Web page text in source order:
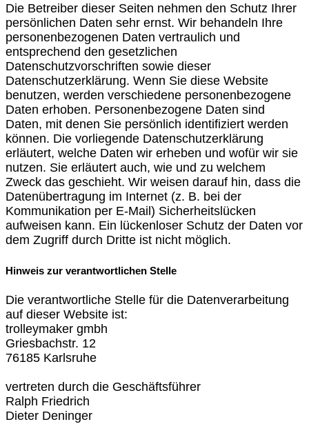
Die Betreiber dieser Seiten nehmen den Schutz Ihrer
persönlichen Daten sehr ernst. Wir behandeln Ihre
personenbezogenen Daten vertraulich und
entsprechend den gesetzlichen
Datenschutzvorschriften sowie dieser
Datenschutzerklärung. Wenn Sie diese Website
benutzen, werden verschiedene personenbezogene
Daten erhoben. Personenbezogene Daten sind
Daten, mit denen Sie persönlich identifiziert werden
können. Die vorliegende Datenschutzerklärung
erläutert, welche Daten wir erheben und wofür wir sie
nutzen. Sie erläutert auch, wie und zu welchem
Zweck das geschieht. Wir weisen darauf hin, dass die
Datenübertragung im Internet (z. B. bei der
Kommunikation per E-Mail) Sicherheitslücken
aufweisen kann. Ein lückenloser Schutz der Daten vor
dem Zugriff durch Dritte ist nicht möglich.
Hinweis zur verantwortlichen Stelle
Die verantwortliche Stelle für die Datenverarbeitung
auf dieser Website ist:
trolleymaker gmbh
Griesbachstr. 12
76185 Karlsruhe
vertreten durch die Geschäftsführer
Ralph Friedrich
Dieter Deninger